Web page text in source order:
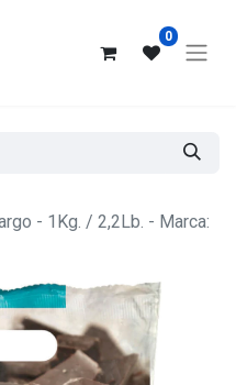
0
- 1Kg. / 2,2Lb. - Marca: